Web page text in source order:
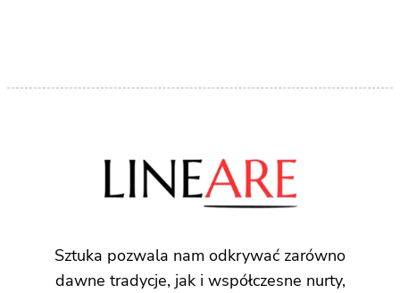
Sztuka pozwala nam odkrywać zarówno
dawne tradycje, jak i współczesne nurty,